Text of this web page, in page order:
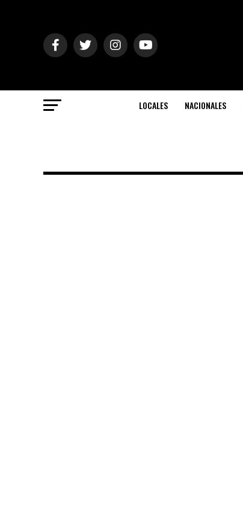
LOCALES NACIONALES